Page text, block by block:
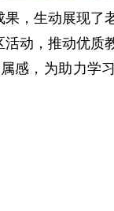
，生动展现了
动，推动优质
感，为助力学